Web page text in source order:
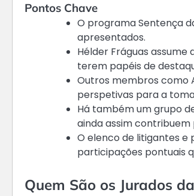
Pontos Chave
O programa Sentença
apresentados.
Hélder Fráguas assume
terem papéis de
Outros membros como
perspetivas para a
Há também um grupo
ainda assim
O elenco de litigantes
participações pontuais
Quem São os Jurados